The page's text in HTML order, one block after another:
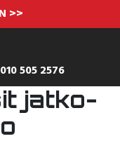
>>
010 505 2576
jatko-